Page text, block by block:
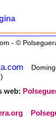
- ©
web: